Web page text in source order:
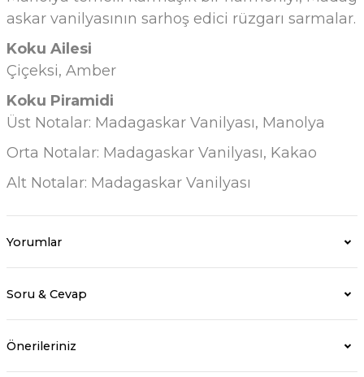
askar vanilyasının sarhoş edici rüzgarı sarmalar.
Koku Ailesi
Çiçeksi, Amber
Koku Piramidi
Üst Notalar: Madagaskar Vanilyası, Manolya
Orta Notalar: Madagaskar Vanilyası, Kakao
Alt Notalar: Madagaskar Vanilyası
Yorumlar
Soru & Cevap
Önerileriniz